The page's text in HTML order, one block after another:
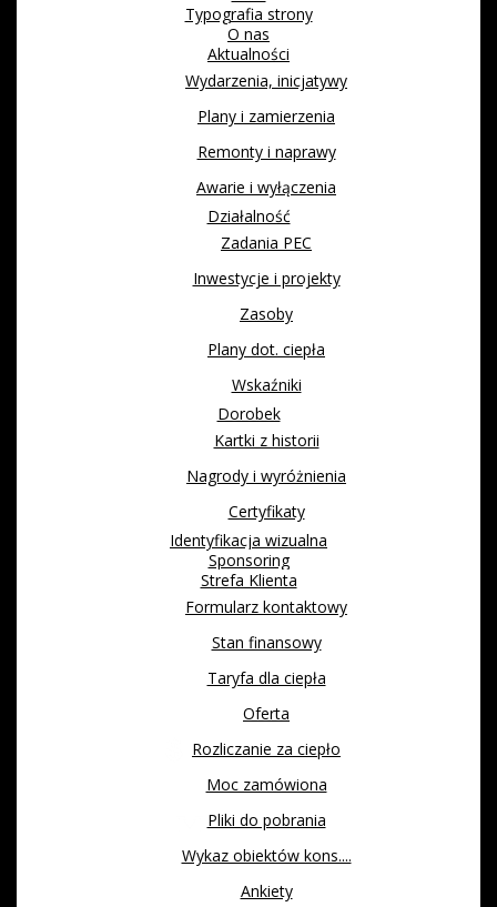
Typografia strony
O nas
Aktualności
Wydarzenia, inicjatywy
Plany i zamierzenia
Remonty i naprawy
Awarie i wyłączenia
Działalność
Zadania PEC
Inwestycje i projekty
Zasoby
Plany dot. ciepła
Wskaźniki
Dorobek
Kartki z historii
Nagrody i wyróżnienia
Certyfikaty
Identyfikacja wizualna
Sponsoring
Strefa Klienta
Formularz kontaktowy
Stan finansowy
Taryfa dla ciepła
Oferta
Rozliczanie za ciepło
Moc zamówiona
Pliki do pobrania
Wykaz obiektów kons....
Ankiety